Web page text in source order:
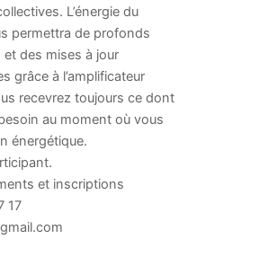
L’énergie du
permettra de profonds
des mises à jour
grâce à l’amplificateur
recevrez toujours ce dont
au moment où vous
énergétique.
et inscriptions
17